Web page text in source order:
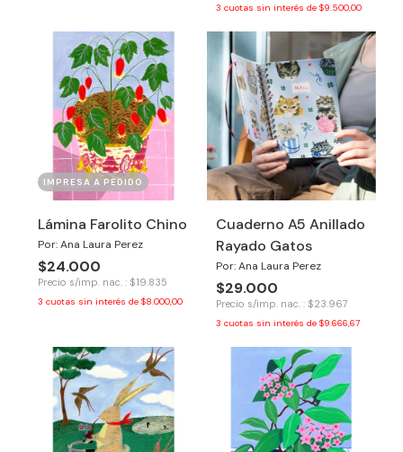
3 cuotas sin interés de $9.500,00
IMPRESA A PEDIDO
Lámina Farolito Chino
Por: Ana Laura Perez
$24.000
Precio s/imp. nac. : $19.835
3 cuotas sin interés de $8.000,00
Cuaderno A5 Anillado
Rayado Gatos
Por: Ana Laura Perez
$29.000
Precio s/imp. nac. : $23.967
3 cuotas sin interés de $9.666,67